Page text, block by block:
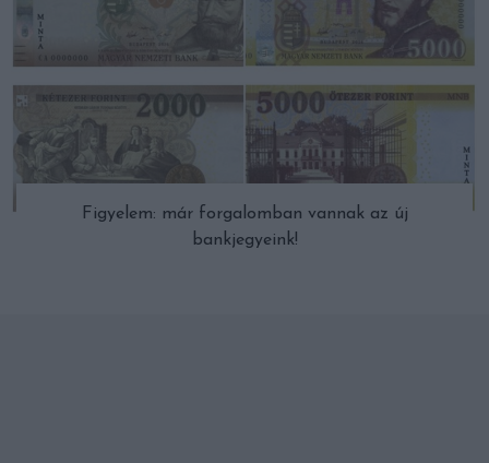
Figyelem: már forgalomban vannak az új
bankjegyeink!